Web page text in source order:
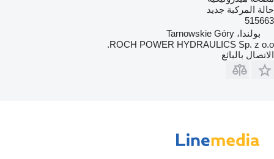
حالة المركبة جديد
515663
بولندا، Tarnowskie Góry
ROCH POWER HYDRAULICS Sp. z o.o.
الاتصال بالبائع